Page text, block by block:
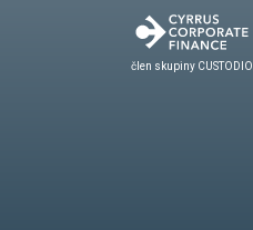
člen skupiny CUSTODIO